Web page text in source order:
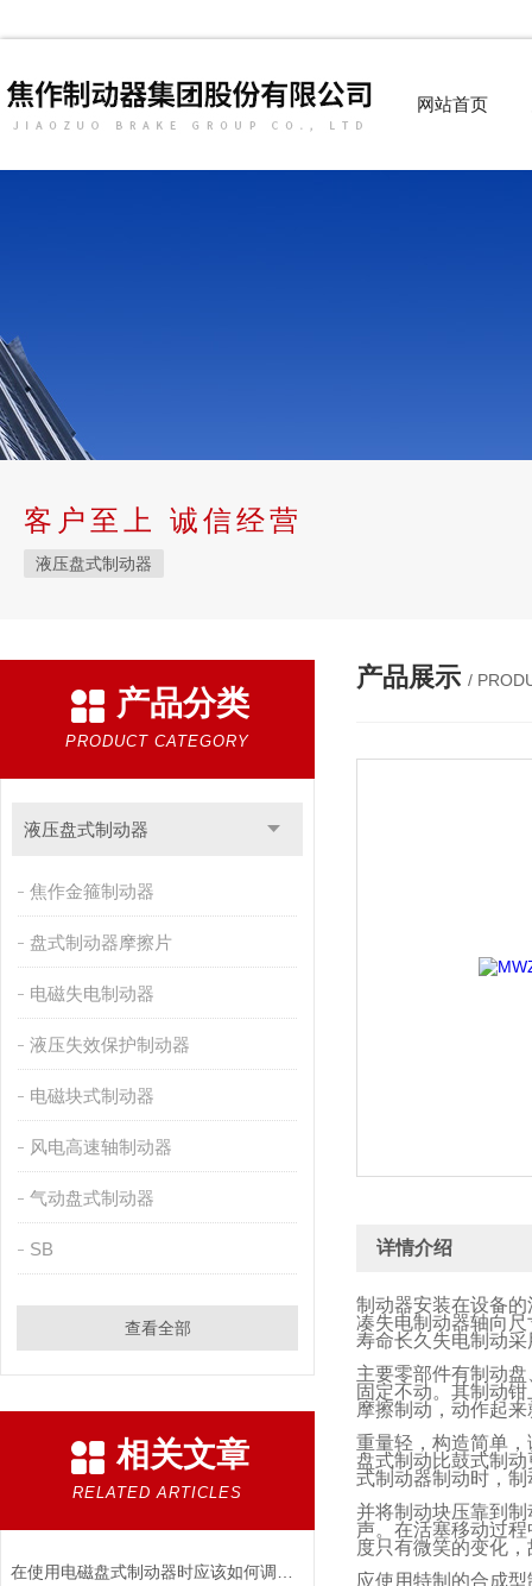
网站首页
客户至上 诚信经营
液压盘式制动器
产品分类
PRODUCT CATEGORY
液压盘式制动器
焦作金箍制动器
盘式制动器摩擦片
电磁失电制动器
液压失效保护制动器
电磁块式制动器
风电高速轴制动器
气动盘式制动器
SB
查看全部
相关文章
RELATED ARTICLES
产品展示 /
详情介绍
制动器安装在设备
凑失电制动器轴向
寿命长久失电制动
主要零部件有制动
固定不动。其制动
摩擦制动，动作起
重量轻，构造简单
盘式制动比鼓式制
式制动器制动时，
并将制动块压靠到
声。在活塞移动过
度只有微笑的变化
应使用特制的合成